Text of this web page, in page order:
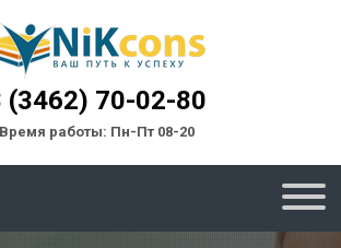
(3462) 70-02-80
Время работы: Пн-Пт 08-20